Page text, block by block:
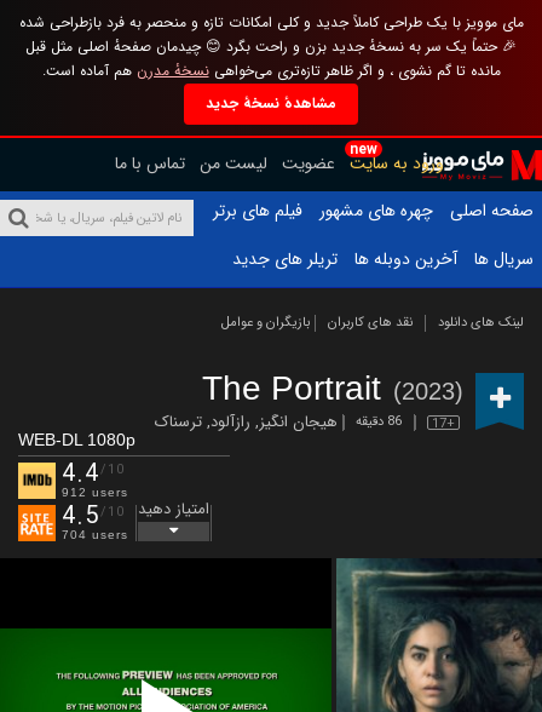
مای موویز با یک طراحی کاملاً جدید و کلی امکانات تازه و منحصر به فرد بازطراحی شده
🎉 حتماً یک سر به نسخهٔ جدید بزن و راحت بگرد 😊 چیدمان صفحهٔ اصلی مثل قبل
مانده تا گم نشوی ، و اگر ظاهر تازه‌تری می‌خواهینسخهٔ مدرن هم آماده است.
مشاهدهٔ نسخهٔ جدید
new
ورود به سایت عضویت لیست من تماس با ما
صفحه اصلی
چهره های مشهور
فیلم های برتر
سریال ها
آخرین دوبله ها تریلر های جدید
لینک های دانلود نقد های کاربران بازیگران و عوامل
The Portrait (2023)
17+ 86 دقیقه هیجان انگیز, رازآلود,ترسناک
WEB-DL 1080p
4.4/10
912 users
4.5/10
704 users
امتیاز دهید